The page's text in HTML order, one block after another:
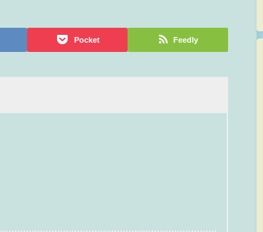
Pocket Feedly